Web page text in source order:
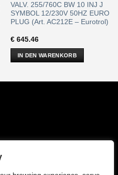
VALV. 255/760C BW 10 INJ J
SYMBOL 12/230V 50HZ EURO
PLUG (Art. AC212E – Eurotrol)
€645.46
IN DEN WARENKORB